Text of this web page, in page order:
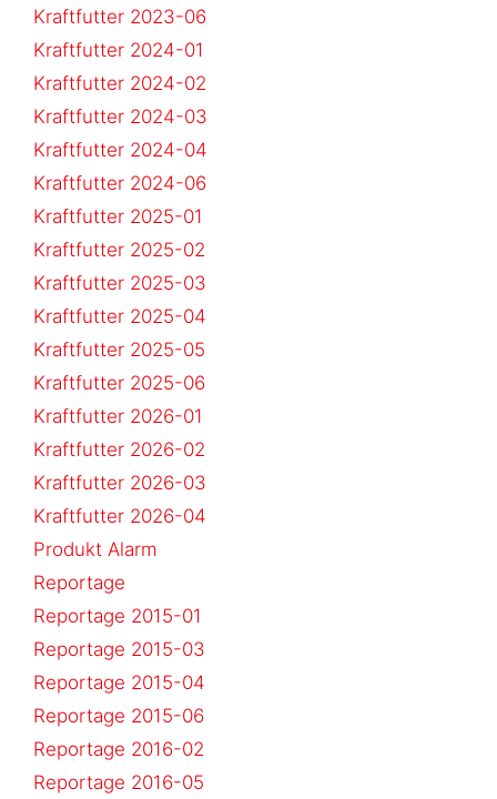
Kraftfutter 2023-06
Kraftfutter 2024-01
Kraftfutter 2024-02
Kraftfutter 2024-03
Kraftfutter 2024-04
Kraftfutter 2024-06
Kraftfutter 2025-01
Kraftfutter 2025-02
Kraftfutter 2025-03
Kraftfutter 2025-04
Kraftfutter 2025-05
Kraftfutter 2025-06
Kraftfutter 2026-01
Kraftfutter 2026-02
Kraftfutter 2026-03
Kraftfutter 2026-04
Produkt Alarm
Reportage
Reportage 2015-01
Reportage 2015-03
Reportage 2015-04
Reportage 2015-06
Reportage 2016-02
Reportage 2016-05